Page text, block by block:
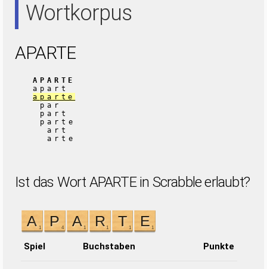
Wortkorpus
APARTE
APARTE
apart
aparte
par
part
parte
art
arte
Ist das Wort APARTE in Scrabble erlaubt?
Spiel Buchstaben Punkte